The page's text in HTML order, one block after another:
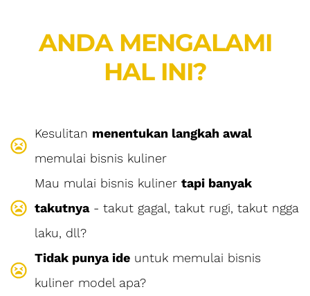
ANDA MENGALAMI
HAL INI?
Kesulitan menentukan langkah awal
memulai bisnis kuliner
Mau mulai bisnis kuliner tapi banyak
takutnya- takut gagal, takut rugi, takut ngga
laku, dll?
Tidak punya ide untuk memulai bisnis
kuliner model apa?